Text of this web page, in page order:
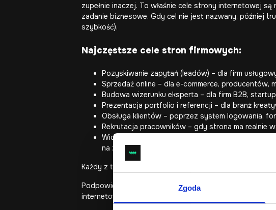
Zgoda
zupełnie inaczej. To właśnie cele strony internetowej
zadanie biznesowe. Gdy cel nie jest nazwany, później
szybkość).
Najczęstsze cele stron firmowych:
Pozyskiwanie zapytań (leadów) – dla firm
Sprzedaż online – dla e-commerce, producentów,
Budowa wizerunku eksperta – dla firm B2B,
Prezentacja portfolio i referencji – dla branż
Obsługa klientów – poprzez system logowania,
Rekrutacja pracowników – gdy strona ma realnie
Widoczność w Google (prezentacja oferty w
na zapytania.
Każdy z tych celów wymaga innych funkcji, innej
Podpowiedź: przypisz do celu 1-2 mierniki (np. liczba
internetowej staje się procesem decyzyjnym, a nie